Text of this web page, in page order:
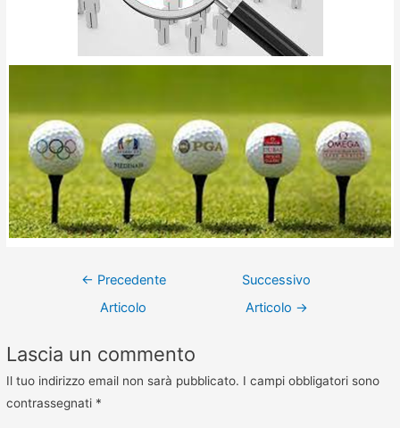
← Precedente
Articolo
Successivo
Articolo →
Lascia un commento
Il tuo indirizzo email non sarà pubblicato. I campi obbligatori sono
contrassegnati *